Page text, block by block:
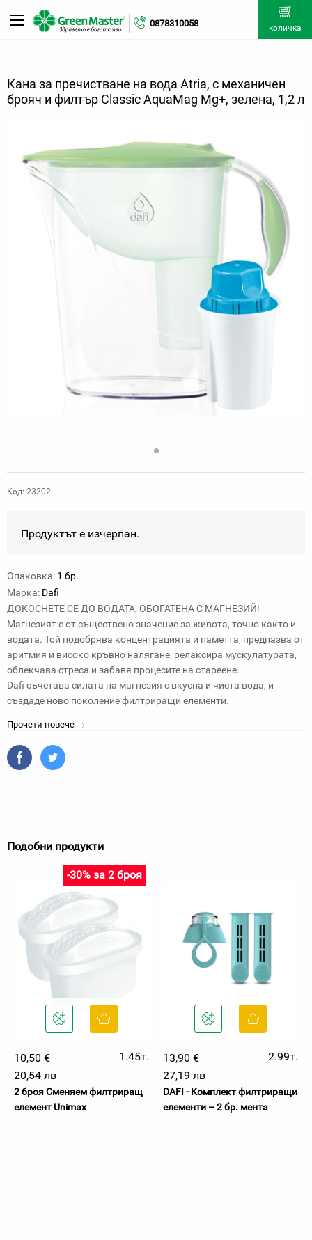
0878310058 количка
Кана за пречистване на вода Atria, с механичен
брояч и филтър Classic AquaMag Mg+, зелена, 1,2 л
Код: 23202
Продуктът е изчерпан.
Опаковка: 1 бр.
Марка: Dafi
ДОКОСНЕТЕ СЕ ДО ВОДАТА, ОБОГАТЕНА С МАГНЕЗИЙ!
Магнезият е от съществено значение за живота, точно както и
водата. Той подобрява концентрацията и паметта, предпазва от
аритмия и високо кръвно налягане, релаксира мускулатурата,
облекчава стреса и забавя процесите на стареене.
Dafi съчетава силата на магнезия с вкусна и чиста вода, и
създаде ново поколение филтриращи елементи.
Прочети повече
Подобни продукти
-30% за 2 броя
10,50 €
1.45т.
20,54 лв
2 броя Сменяем филтриращ
елемент Unimax
13,90 €
2.99т.
27,19 лв
DAFI - Комплект филтриращи
елементи – 2 бр. мента